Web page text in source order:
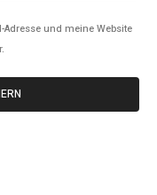
und meine Website